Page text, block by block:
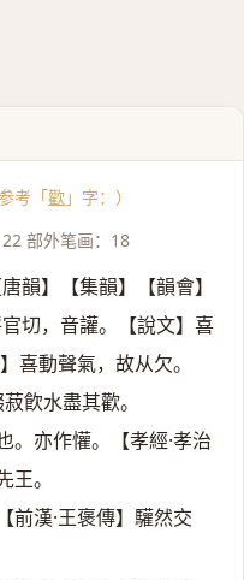
考「歡 」字：）
22 部外笔画：18
唐韻】【集韻】【韻會】
切，音讙。【說文】喜
喜動聲氣，故从欠。
菽飮水盡其歡。
。亦作懽。【孝經·孝治
。
前漢·王褒傳】驩然交